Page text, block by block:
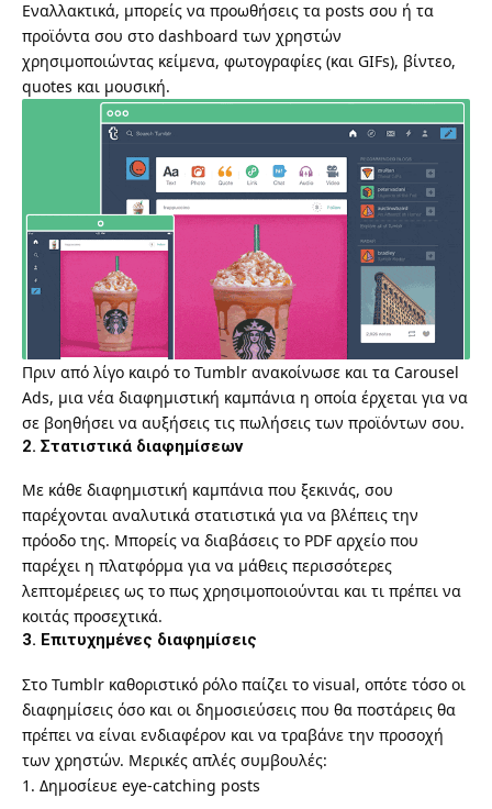
Εναλλακτικά, μπορείς να προωθήσεις τα posts σου ή τα
προϊόντα σου στο dashboard των χρηστών
χρησιμοποιώντας κείμενα, φωτογραφίες (και GIFs), βίντεο,
quotes και μουσική.
Πριν από λίγο καιρό το Tumblr ανακοίνωσε και τα Carousel
Ads, μια νέα διαφημιστική καμπάνια η οποία έρχεται για να
σε βοηθήσει να αυξήσεις τις πωλήσεις των προϊόντων σου.
2. Στατιστικά διαφημίσεων
Με κάθε διαφημιστική καμπάνια που ξεκινάς, σου
παρέχονται αναλυτικά στατιστικά για να βλέπεις την
πρόοδο της. Μπορείς να διαβάσεις το PDF αρχείο που
παρέχει η πλατφόρμα για να μάθεις περισσότερες
λεπτομέρειες ως το πως χρησιμοποιούνται και τι πρέπει να
κοιτάς προσεχτικά.
3. Επιτυχημένες διαφημίσεις
Στο Tumblr καθοριστικό ρόλο παίζει το visual, οπότε τόσο οι
διαφημίσεις όσο και οι δημοσιεύσεις που θα ποστάρεις θα
πρέπει να είναι ενδιαφέρον και να τραβάνε την προσοχή
των χρηστών. Μερικές απλές συμβουλές:
Δημοσίευε eye-catching posts